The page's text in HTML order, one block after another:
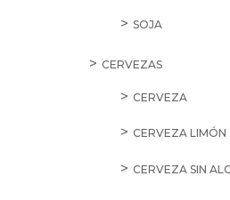
SOJA
CERVEZAS
CERVEZA
CERVEZA LIMÓN
CERVEZA SIN